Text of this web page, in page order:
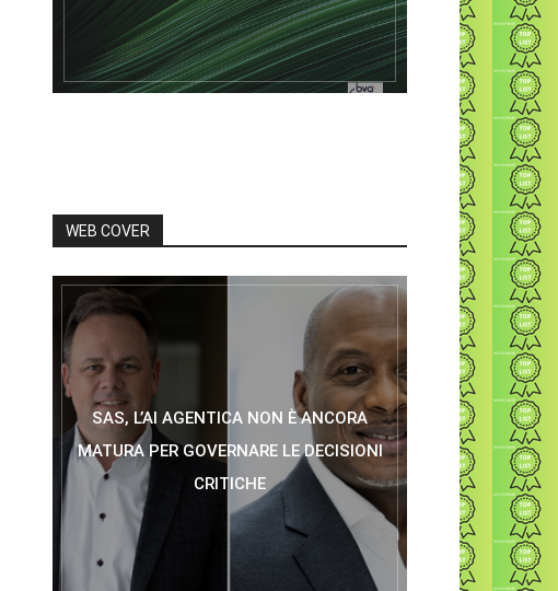
WEB COVER
SAS, L’AI AGENTICA NON È ANCORA
MATURA PER GOVERNARE LE DECISIONI
CRITICHE